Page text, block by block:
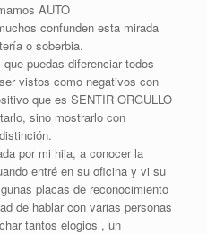
AUTO
confunden esta mirada
o soberbia.
puedas diferenciar todos
vistos como negativos con
que es SENTIR ORGULLO
sino mostrarlo con
por mi hija, a conocer la
entré en su oficina y vi su
placas de reconocimiento
de hablar con varias personas
tantos elogios , un